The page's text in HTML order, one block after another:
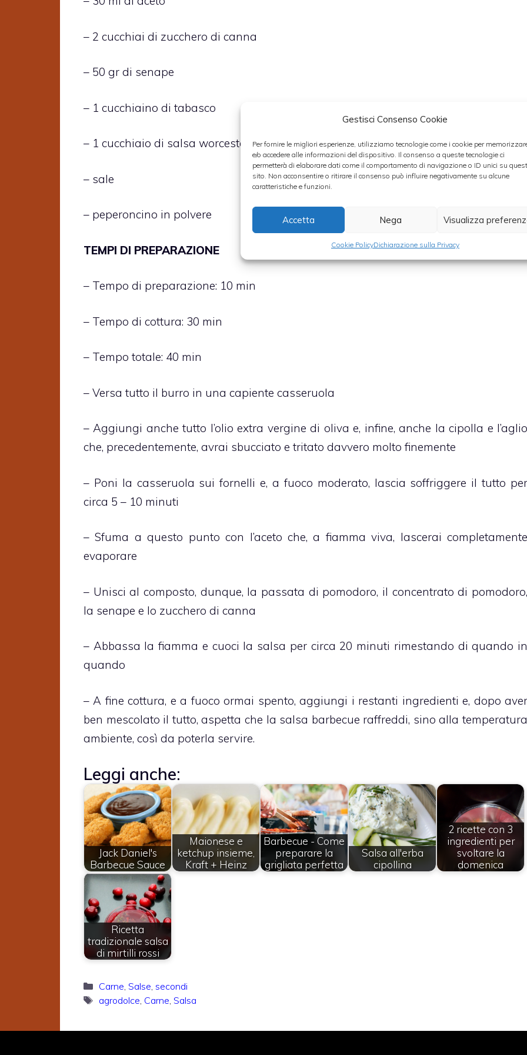
Gestisci Consenso Cookie
Per fornire le migliori esperienze, utilizziamo tecnologie come i cookie per
e/o accedere alle informazioni del dispositivo. Il consenso a queste tecnologie ci
permetterà di elaborare dati come il comportamento di navigazione o ID unici su
sito. Non acconsentire o ritirare il consenso può influire negativamente su alcune
caratteristiche e funzioni.
Accetta Nega Visualizza
Cookie PolicyDichiarazione sulla Privacy
– 2 cucchiai di zucchero di canna
– 50 gr di senape
– 1 cucchiaino di tabasco
– 1 cucchiaio di salsa worcestershire
– sale
– peperoncino in polvere
TEMPI DI PREPARAZIONE
– Tempo di preparazione: 10 min
– Tempo di cottura: 30 min
– Tempo totale: 40 min
– Versa tutto il burro in una capiente casseruola
– Aggiungi anche tutto l’olio extra vergine di oliva e, infine, anche la cipolla e l’aglio
che, precedentemente, avrai sbucciato e tritato davvero molto finemente
– Poni la casseruola sui fornelli e, a fuoco moderato, lascia soffriggere il tutto per
circa 5 – 10 minuti
– Sfuma a questo punto con l’aceto che, a fiamma viva, lascerai completamente
evaporare
– Unisci al composto, dunque, la passata di pomodoro, il concentrato di pomodoro,
la senape e lo zucchero di canna
– Abbassa la fiamma e cuoci la salsa per circa 20 minuti rimestando di quando in
quando
– A fine cottura, e a fuoco ormai spento, aggiungi i restanti ingredienti e, dopo aver
ben mescolato il tutto, aspetta che la salsa barbecue raffreddi, sino alla temperatura
ambiente, così da poterla servire.
Leggi anche:
Jack Daniel's
Barbecue Sauce
Maionese e
ketchup insieme,
Kraft + Heinz
Barbecue - Come
preparare la
grigliata perfetta
Salsa all'erba
cipollina
2 ricette con 3
ingredienti per
svoltare la
domenica
Ricetta
tradizionale salsa
di mirtilli rossi
Categorie
Carne, Salse, secondi
Tag
agrodolce, Carne, Salsa